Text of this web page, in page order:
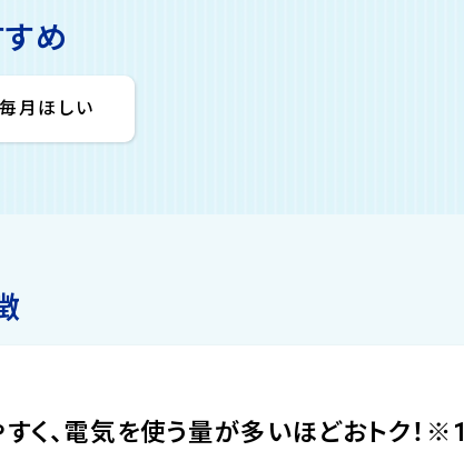
め
月ほしい
く、電気を使う量が多いほどおトク！※1